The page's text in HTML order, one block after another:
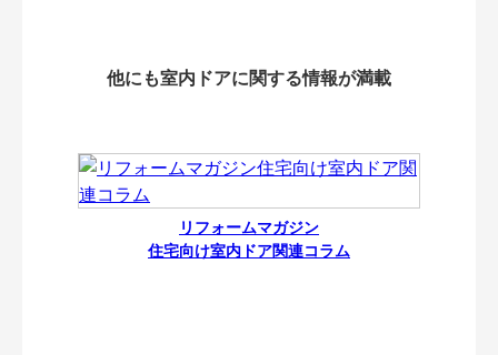
他にも室内ドアに関する情報が満載
リフォームマガジン
住宅向け室内ドア関連コラム